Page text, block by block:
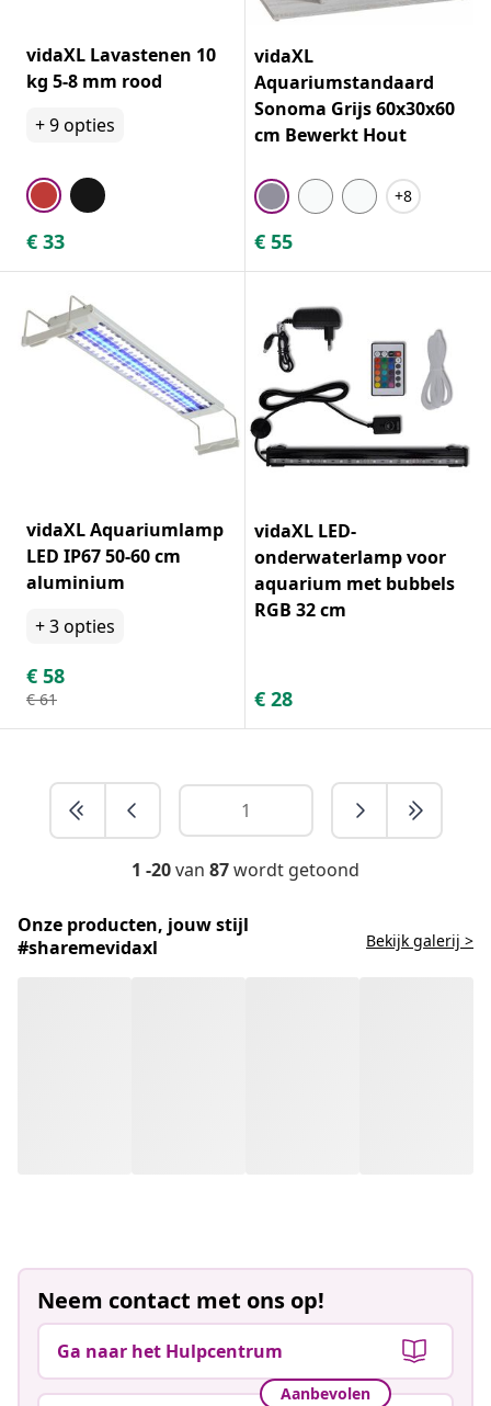
vidaXL Lavastenen 10
kg 5-8 mm rood
+9opties
€ 33
vidaXL
Aquariumstandaard
Sonoma Grijs 60x30x60
cm Bewerkt Hout
+8
€ 55
vidaXL Aquariumlamp
LED IP67 50-60 cm
aluminium
+3opties
€ 58
€ 61
vidaXL LED-
onderwaterlamp voor
aquarium met bubbels
RGB 32 cm
€ 28
1 -20van 87wordt getoond
Onze producten, jouw stijl
#sharemevidaxl
Bekijk galerij >
Neem contact met ons op!
Ga naar het Hulpcentrum
Aanbevolen